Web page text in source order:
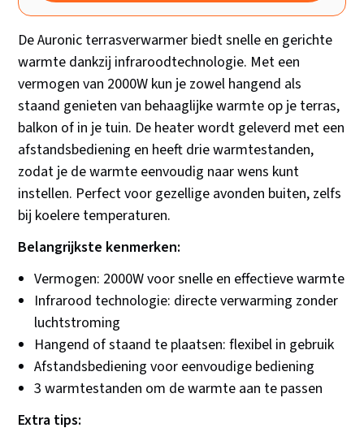
De Auronic terrasverwarmer biedt snelle en gerichte
warmte dankzij infraroodtechnologie. Met een
vermogen van 2000W kun je zowel hangend als
staand genieten van behaaglijke warmte op je terras,
balkon of in je tuin. De heater wordt geleverd met een
afstandsbediening en heeft drie warmtestanden,
zodat je de warmte eenvoudig naar wens kunt
instellen. Perfect voor gezellige avonden buiten, zelfs
bij koelere temperaturen.
Belangrijkste kenmerken:
Vermogen: 2000W voor snelle en effectieve warmte
Infrarood technologie: directe verwarming zonder
luchtstroming
Hangend of staand te plaatsen: flexibel in gebruik
Afstandsbediening voor eenvoudige bediening
3 warmtestanden om de warmte aan te passen
Extra tips: